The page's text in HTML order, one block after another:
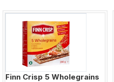
Finn Crisp 5 Wholegrains